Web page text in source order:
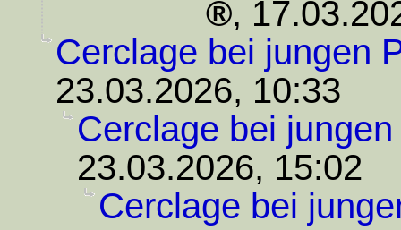
,
Cerclage bei jungen
23.03.2026, 10:33
Cerclage bei
23.03.2026, 15:02
Cerclage bei